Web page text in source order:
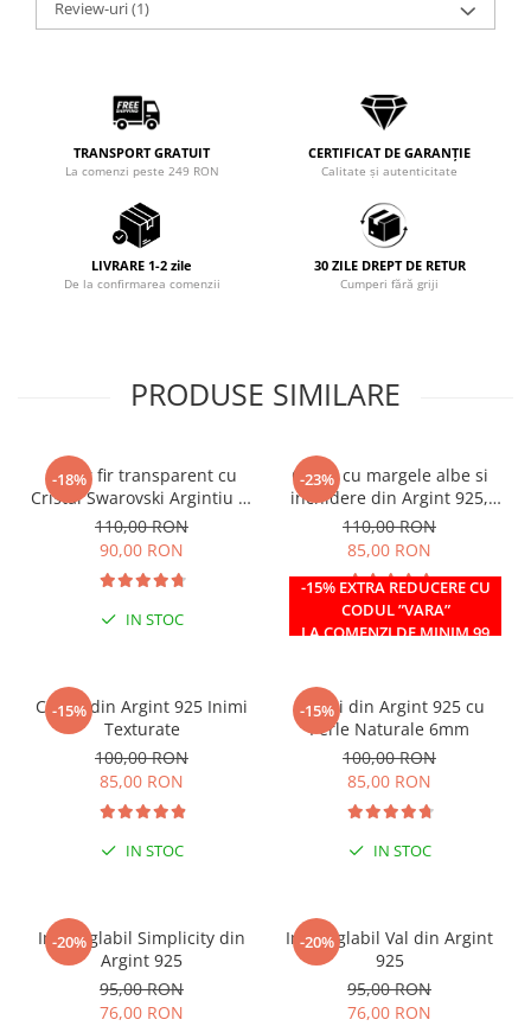
Review-uri(1)
TRANSPORT GRATUIT
La comenzi peste 249 RON
CERTIFICAT DE GARANȚIE
Calitate și autenticitate
LIVRARE 1-2 zile
De la confirmarea comenzii
30 ZILE DREPT DE RETUR
Cumperi fără griji
PRODUSE SIMILARE
-18%
Colier fir transparent cu
Cristal Swarovski Argintiu in
Caseta din Argint 925
110,00 RON
90,00 RON
IN STOC
-23%
-15% EXTRA REDUCERE CU
CODUL ”VARA”
LA COMENZI DE MINIM 99
Colier cu margele albe si
inchidere din Argint 925,
reglabil 38-41 cm
110,00 RON
85,00 RON
IN STOC
-15%
Cercei din Argint 925 Inimi
Texturate
100,00 RON
85,00 RON
IN STOC
-15%
Cercei din Argint 925 cu
Perle Naturale 6mm
100,00 RON
85,00 RON
IN STOC
-20%
Inel reglabil Simplicity din
Argint 925
95,00 RON
76,00 RON
-20%
Inel reglabil Val din Argint
925
95,00 RON
76,00 RON